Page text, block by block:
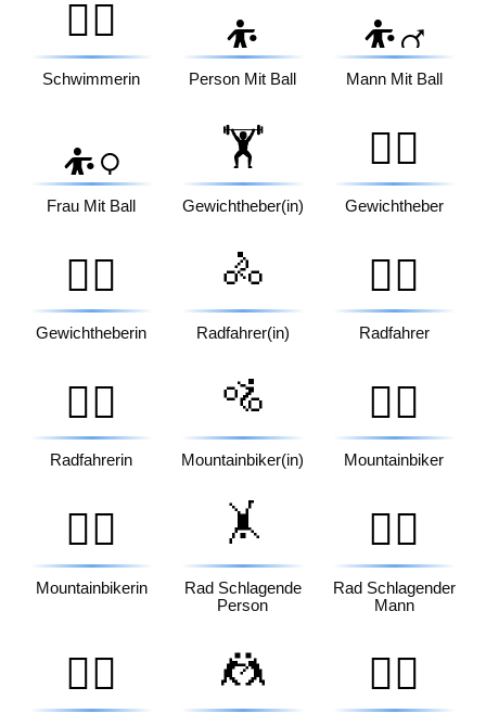
🏊‍♀️
Schwimmerin
⛹️
Person Mit Ball
⛹️‍♂️
Mann Mit Ball
⛹️‍♀️
Frau Mit Ball
🏋️
Gewichtheber(in)
🏋️‍♂️
Gewichtheber
🏋️‍♀️
Gewichtheberin
🚴
Radfahrer(in)
🚴‍♂️
Radfahrer
🚴‍♀️
Radfahrerin
🚵
Mountainbiker(in)
🚵‍♂️
Mountainbiker
🚵‍♀️
Mountainbikerin
🤸
Rad Schlagende
Person
🤸‍♂️
Rad Schlagender
Mann
🤸‍♀️ 🤼 🤼‍♂️